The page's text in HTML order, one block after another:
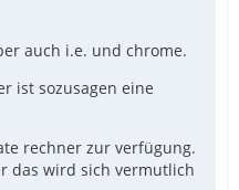
auch i.e. und chrome.
ist sozusagen eine
rechner zur verfügung.
das wird sich vermutlich